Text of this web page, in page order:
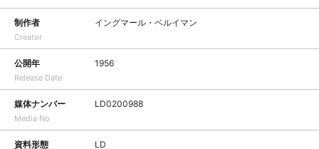
制作者
Creator
イングマール・ベルイマン
公開年
Release Date
1956
媒体ナンバー
Media No
LD0200988
資料形態 LD